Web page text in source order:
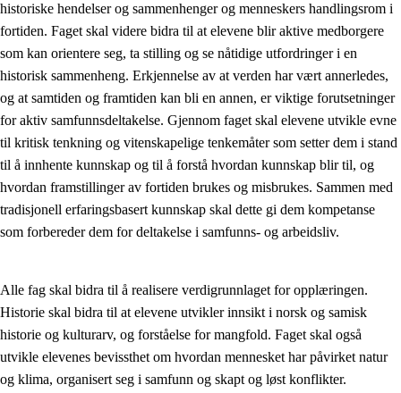
Tverrfaglige temaer
Grunnleggende ferdigheter
historiske hendelser og sammenhenger og menneskers handlingsrom i
fortiden. Faget skal videre bidra til at elevene blir aktive medborgere
som kan orientere seg, ta stilling og se nåtidige utfordringer i en
historisk sammenheng. Erkjennelse av at verden har vært annerledes,
og at samtiden og framtiden kan bli en annen, er viktige forutsetninger
for aktiv samfunnsdeltakelse. Gjennom faget skal elevene utvikle evne
til kritisk tenkning og vitenskapelige tenkemåter som setter dem i stand
til å innhente kunnskap og til å forstå hvordan kunnskap blir til, og
hvordan framstillinger av fortiden brukes og misbrukes. Sammen med
tradisjonell erfaringsbasert kunnskap skal dette gi dem kompetanse
som forbereder dem for deltakelse i samfunns- og arbeidsliv.
Alle fag skal bidra til å realisere verdigrunnlaget for opplæringen.
Historie skal bidra til at elevene utvikler innsikt i norsk og samisk
historie og kulturarv, og forståelse for mangfold. Faget skal også
utvikle elevenes bevissthet om hvordan mennesket har påvirket natur
og klima, organisert seg i samfunn og skapt og løst konflikter.